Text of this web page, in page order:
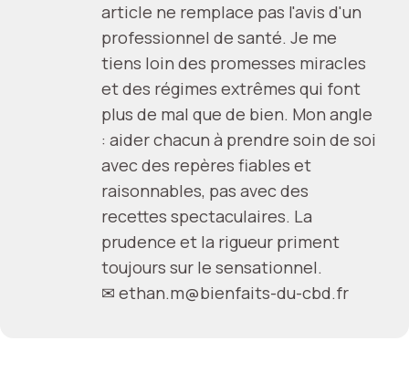
article ne remplace pas l'avis d'un
professionnel de santé. Je me
tiens loin des promesses miracles
et des régimes extrêmes qui font
plus de mal que de bien. Mon angle
: aider chacun à prendre soin de soi
avec des repères fiables et
raisonnables, pas avec des
recettes spectaculaires. La
prudence et la rigueur priment
toujours sur le sensationnel.
✉ ethan.m@bienfaits-du-cbd.fr